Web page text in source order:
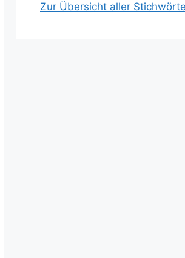
Zur Übersicht aller